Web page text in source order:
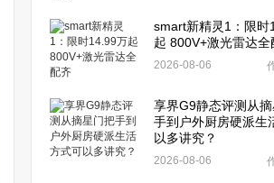
smart新精灵1：限时
起 800V+激光雷达全
2026-08-06
享界G9静态评测从
手到户外厨房硬派生
以多讲究？
2026-08-06